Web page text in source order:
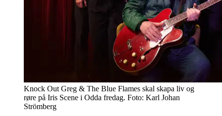
Knock Out Greg & The Blue Flames skal skapa liv og
røre på Iris Scene i Odda fredag. Foto: Karl Johan
Strömberg